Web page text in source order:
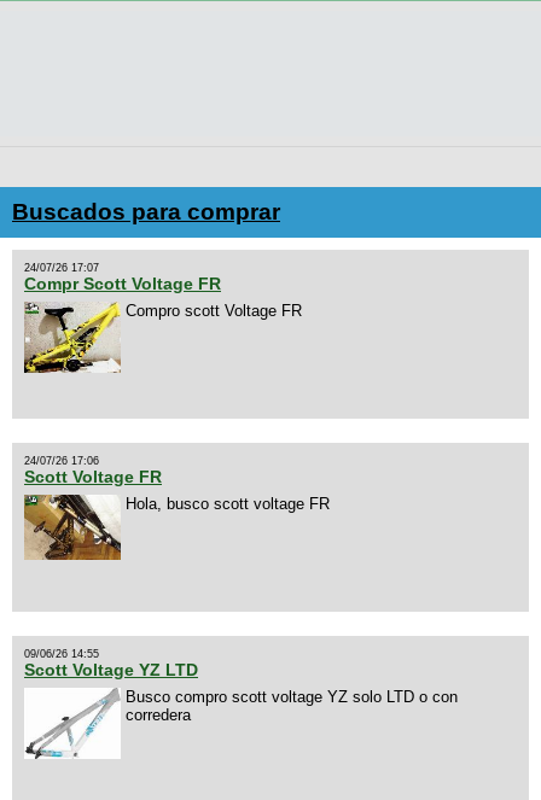
Buscados para comprar
24/07/26 17:07
Compr Scott Voltage FR
Compro scott Voltage FR
24/07/26 17:06
Scott Voltage FR
Hola, busco scott voltage FR
09/06/26 14:55
Scott Voltage YZ LTD
Busco compro scott voltage YZ solo LTD o con
corredera